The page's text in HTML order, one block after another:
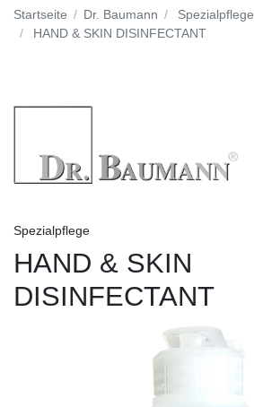
Startseite Dr. Baumann
Spezialpflege
HAND & SKIN DISINFECTANT
Spezialpflege
HAND & SKIN
DISINFECTANT